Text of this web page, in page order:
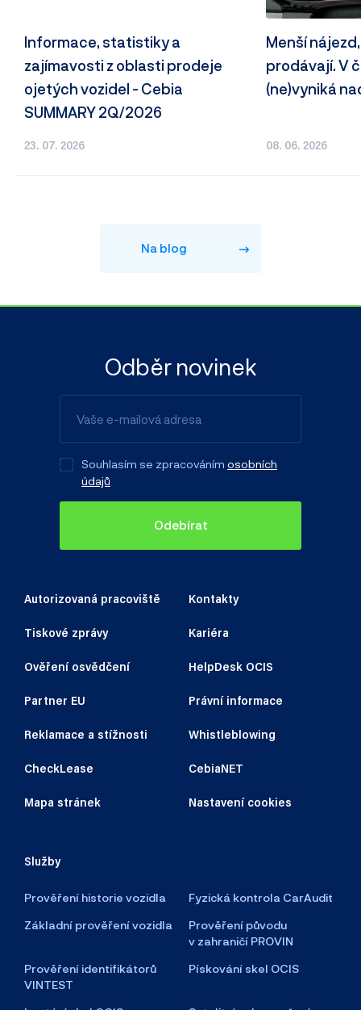
23. 07. 2026
Informace, statistiky a
zajímavosti z oblasti prodeje
ojetých vozidel - Cebia
SUMMARY 2Q/2026
08. 06. 2026
Menší
prodávají. V
(ne)vyniká
Na blog
Autorizovaná pracoviště Kontakty
Tiskové zprávy Kariéra
Ověření osvědčení HelpDesk OCIS
Partner EU Právní informace
Reklamace a stížnosti Whistleblowing
CheckLease CebiaNET
Mapa stránek Nastavení cookies
Služby
Prověření historie vozidla
Fyzická kontrola CarAudit
Základní prověření vozidla
Prověření původu
v zahraničí PROVIN
Prověření identifikátorů
VINTEST
Pískování skel OCIS
Odběr novinek
Souhlasím se zpracováním osobních
údajů
Odebírat